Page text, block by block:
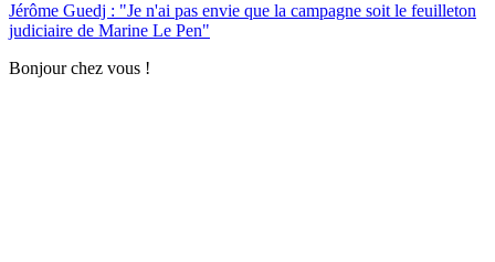
Jérôme Guedj : "Je n'ai pas envie que la campagne soit le feuilleton
judiciaire de Marine Le Pen"
Bonjour chez vous !